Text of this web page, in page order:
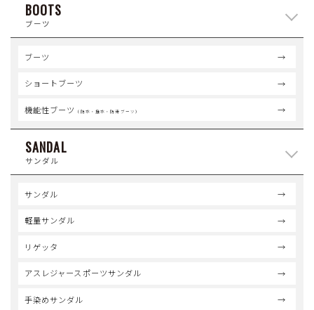
BOOTS
ブーツ
ブーツ
ショートブーツ
機能性ブーツ （防水・撥水・防滑ブーツ）
SANDAL
サンダル
サンダル
軽量サンダル
リゲッタ
アスレジャースポーツサンダル
手染めサンダル